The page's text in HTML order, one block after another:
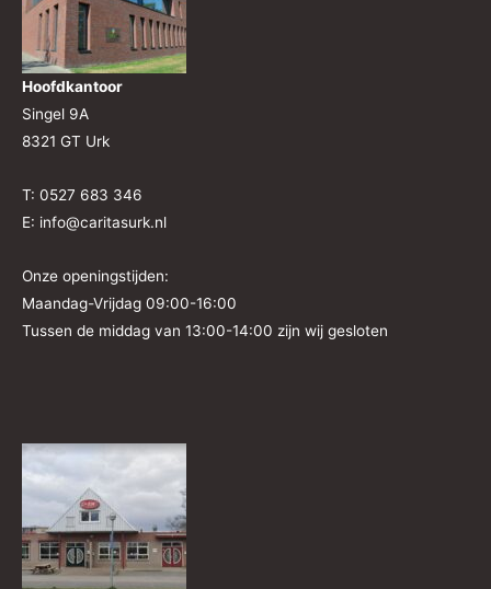
Hoofdkantoor
Singel 9A
8321 GT Urk
T: 0527 683 346
E: info@caritasurk.nl
Onze openingstijden:
Maandag-Vrijdag 09:00-16:00
Tussen de middag van 13:00-14:00 zijn wij gesloten